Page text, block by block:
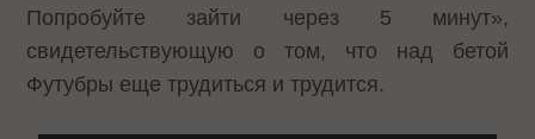
Попробуйте зайти через 5 минут»,
свидетельствующую о том, что над бетой
Футубры еще трудиться и трудится.